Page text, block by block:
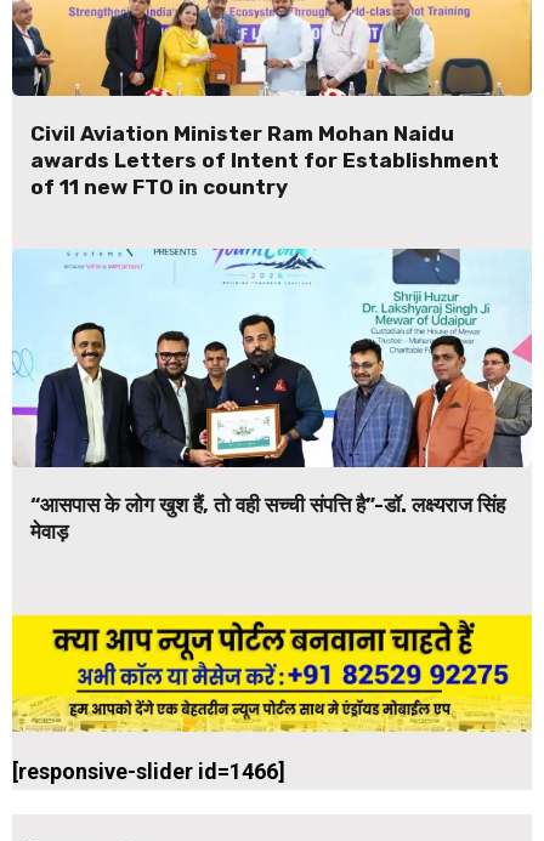
Civil Aviation Minister Ram Mohan Naidu
awards Letters of Intent for Establishment
of 11 new FTO in country
“आसपास के लोग खुश हैं, तो वही सच्ची संपत्ति है”-डॉ. लक्ष्यराज सिंह
मेवाड़
[responsive-slider id=1466]